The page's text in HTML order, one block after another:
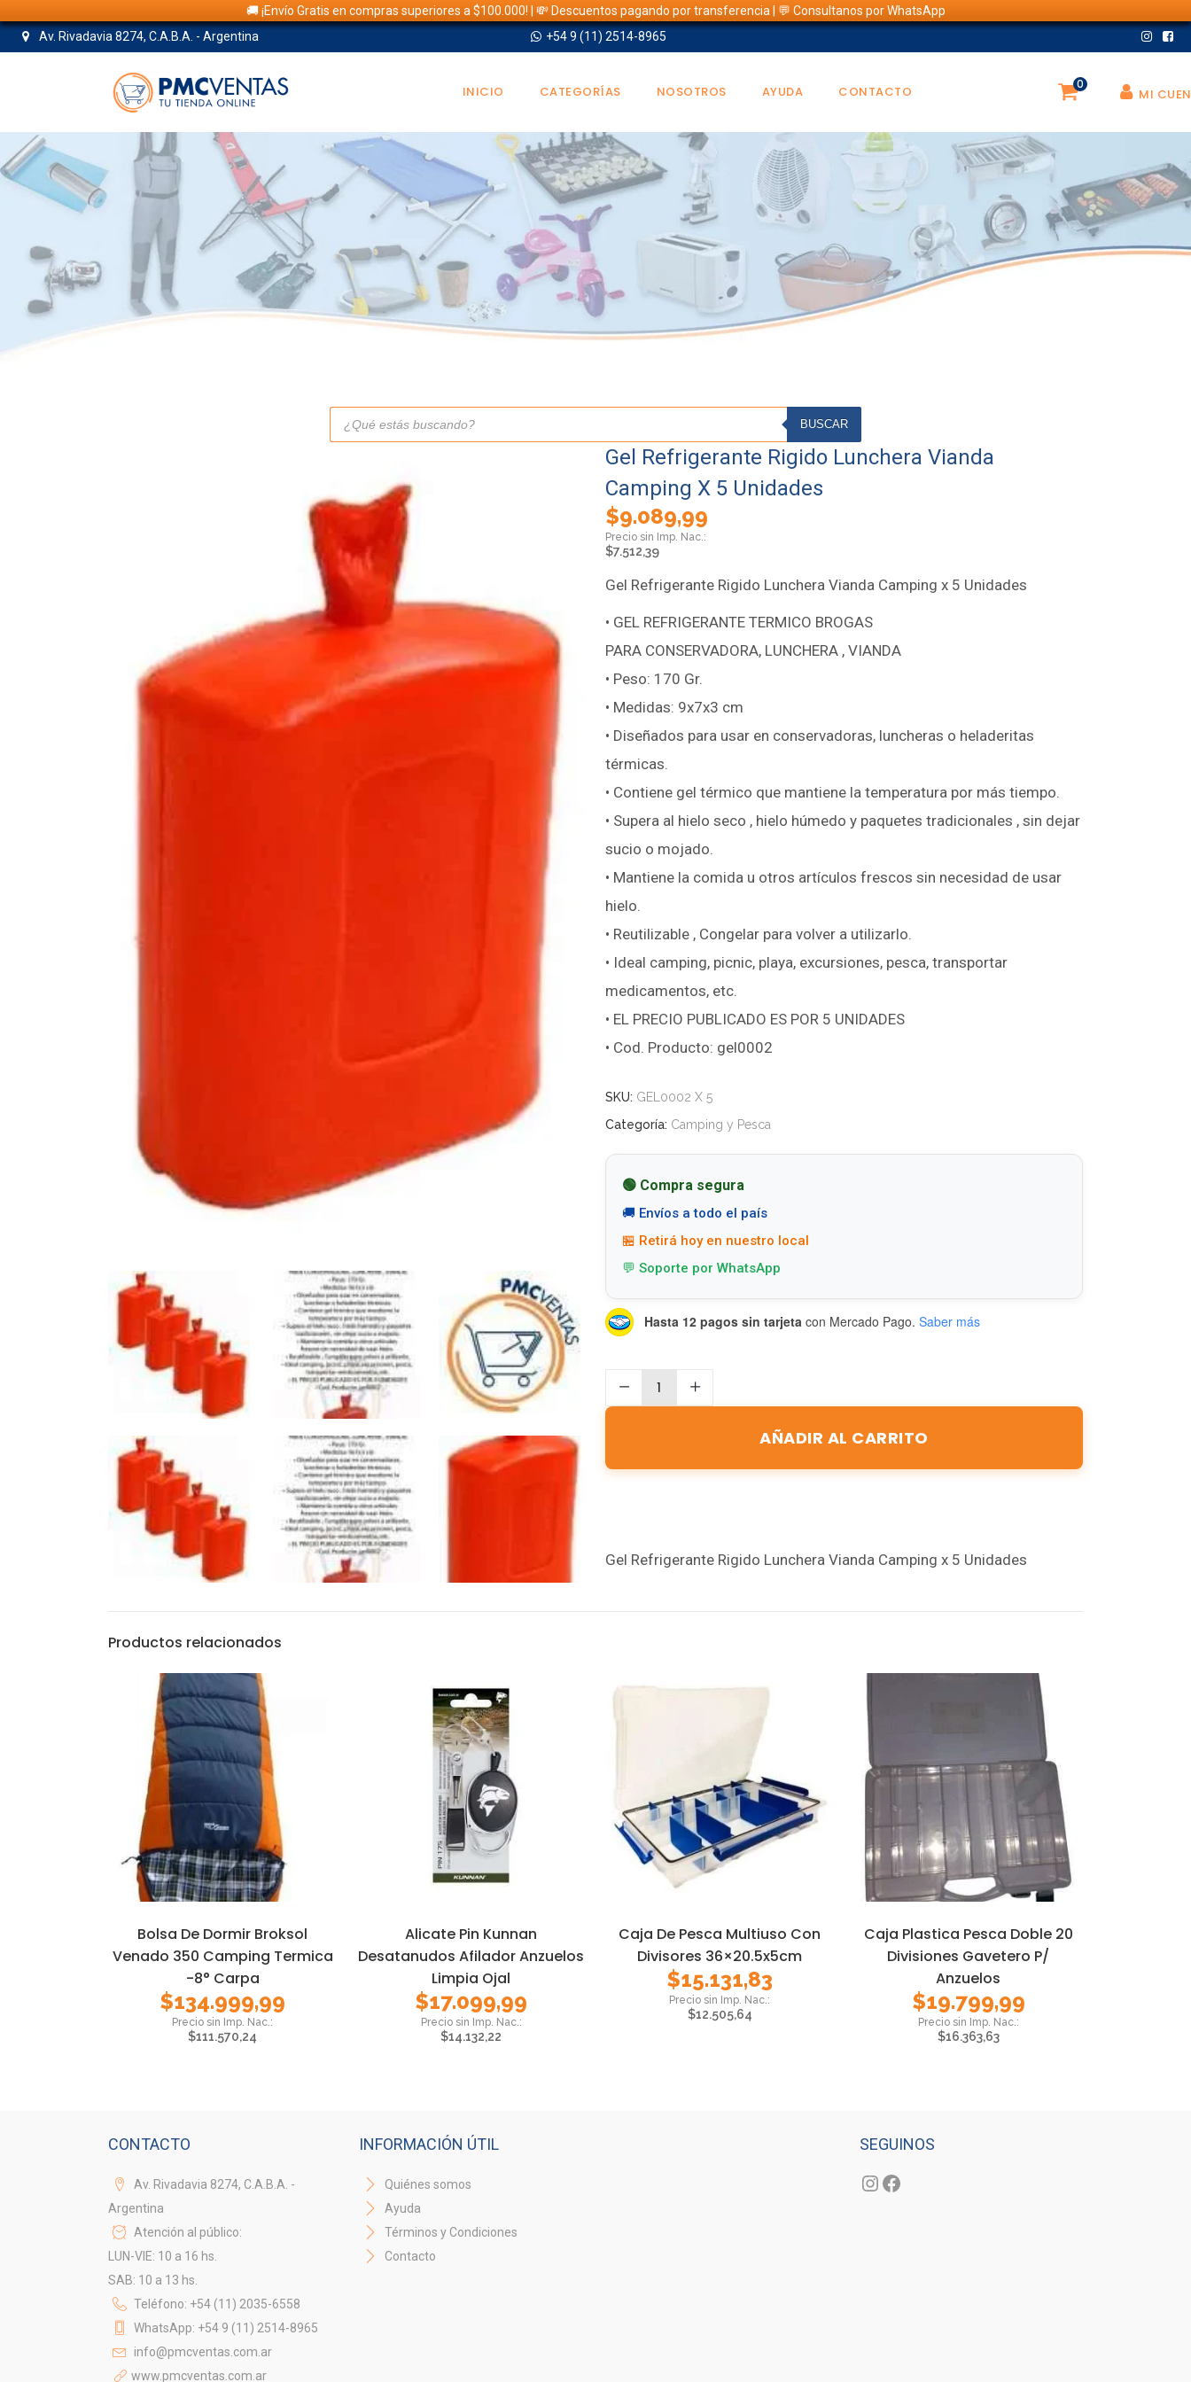
🚚 ¡Envío Gratis en compras superiores a $100.000! | 💸 Descuentos pagando por transferencia | 💬 Consultanos por WhatsApp
Av. Rivadavia 8274, C.A.B.A. - Argentina
+54 9 (11) 2514-8965
INICIO CATEGORÍAS NOSOTROS AYUDA CONTACTO MI
0
TIENDA
Búsqueda
productos
BUSCAR
Gel Refrigerante Rigido Lunchera Vianda
Camping X 5 Unidades
$9.089,99
$7.512,39
Gel Refrigerante Rigido Lunchera Vianda Camping x 5 Unidades
• GEL REFRIGERANTE TERMICO BROGAS
PARA CONSERVADORA, LUNCHERA , VIANDA
• Peso: 170 Gr.
• Medidas: 9x7x3 cm
• Diseñados para usar en conservadoras, luncheras o heladeritas
térmicas.
• Contiene gel térmico que mantiene la temperatura por más tiempo.
• Supera al hielo seco , hielo húmedo y paquetes tradicionales , sin dejar
sucio o mojado.
• Mantiene la comida u otros artículos frescos sin necesidad de usar
hielo.
• Reutilizable , Congelar para volver a utilizarlo.
• Ideal camping, picnic, playa, excursiones, pesca, transportar
medicamentos, etc.
• EL PRECIO PUBLICADO ES POR 5 UNIDADES
• Cod. Producto: gel0002
SKU: GEL0002 X 5
Categoría: Camping y Pesca
🟢 Compra segura
🚚 Envíos a todo el país
🏪 Retirá hoy en nuestro local
💬 Soporte por WhatsApp
Hasta 12 pagos sin tarjeta con Mercado Pago. Saber más
AÑADIR AL CARRITO
Gel Refrigerante Rigido Lunchera Vianda Camping x 5 Unidades
Productos relacionados
Bolsa De Dormir Broksol
Venado 350 Camping Termica
-8° Carpa
$134.999,99
$111.570,24
Alicate Pin Kunnan
Desatanudos Afilador Anzuelos
Limpia Ojal
$17.099,99
$14.132,22
Caja De Pesca Multiuso Con
Divisores 36×20.5x5cm
$15.131,83
$12.505,64
Caja Plastica Pesca Doble 20
Divisiones Gavetero P/
Anzuelos
$19.799,99
$16.363,63
CONTACTO
Av. Rivadavia 8274, C.A.B.A. -
Argentina
Atención al público:
LUN-VIE: 10 a 16 hs.
SAB: 10 a 13 hs.
Teléfono: +54 (11) 2035-6558
WhatsApp: +54 9 (11) 2514-8965
info@pmcventas.com.ar
www.pmcventas.com.ar
INFORMACIÓN ÚTIL
Quiénes somos
Ayuda
Términos y Condiciones
Contacto
SEGUINOS
Instagram
Facebook